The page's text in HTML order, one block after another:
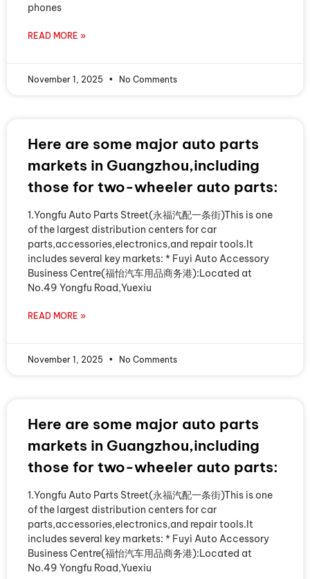
phones
READ MORE »
November 1, 2025 No Comments
Here are some major auto parts
markets in Guangzhou,including
those for two-wheeler auto parts:
1.Yongfu Auto Parts Street(永福汽配一条街)This is one
of the largest distribution centers for car
parts,accessories,electronics,and repair tools.It
includes several key markets: * Fuyi Auto Accessory
Business Centre(福怡汽车用品商务港):Located at
No.49 Yongfu Road,Yuexiu
READ MORE »
November 1, 2025 No Comments
Here are some major auto parts
markets in Guangzhou,including
those for two-wheeler auto parts:
1.Yongfu Auto Parts Street(永福汽配一条街)This is one
of the largest distribution centers for car
parts,accessories,electronics,and repair tools.It
includes several key markets: * Fuyi Auto Accessory
Business Centre(福怡汽车用品商务港):Located at
No.49 Yongfu Road,Yuexiu